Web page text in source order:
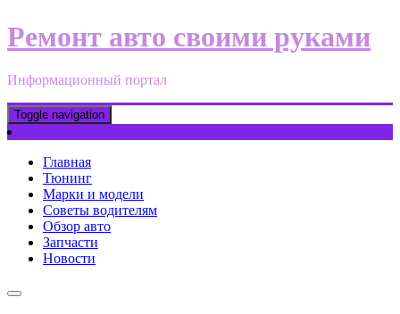
Ремонт авто своими руками
Информационный портал
Toggle navigation
Главная
Тюнинг
Марки и модели
Советы водителям
Обзор авто
Запчасти
Новости